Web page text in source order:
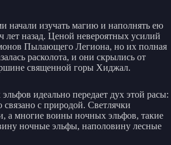
начали изучать магию и наполнять ею
лет назад. Ценой невероятных усилий
Пылающего Легиона, но их полная
расколота, и они скрылись от
священной горы Хиджал.
идеально передает дух этой расы:
связано с природой. Светлячки
а многие воины ночных эльфов, такие
ночные эльфы, наполовину лесные